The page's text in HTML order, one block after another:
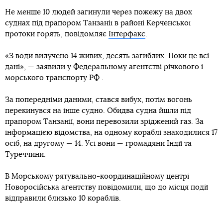
Не менше 10 людей загинули через пожежу на двох
суднах під прапором Танзанії в районі Керченської
протоки горять, повідомляє Інтерфакс.
«З води вилучено 14 живих, десять загиблих. Поки це всі
дані», — заявили у Федеральному агентстві річкового і
морського транспорту РФ .
За попередніми даними, стався вибух, потім вогонь
перекинувся на інше судно. Обидва судна йшли під
прапором Танзанії, вони перевозили зріджений газ. За
інформацією відомства, на одному кораблі знаходилися 17
осіб, на другому — 14. Усі вони — громадяни Індії та
Туреччини.
В Морському рятувально-координаційному центрі
Новоросійська агентству повідомили, що до місця події
відправили близько 10 кораблів.